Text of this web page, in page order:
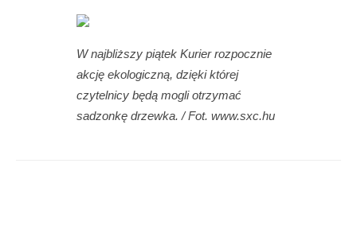
W najbliższy piątek Kurier rozpocznie
akcję ekologiczną, dzięki której
czytelnicy będą mogli otrzymać
sadzonkę drzewka. / Fot. www.sxc.hu